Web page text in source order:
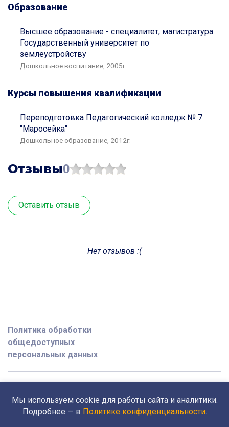
Образование
Высшее образование - специалитет, магистратура
Государственный университет по
землеустройству
Дошкольное воспитание, 2005г.
Курсы повышения квалификации
Переподготовка Педагогический колледж № 7
"Маросейка"
Дошкольное образование, 2012г.
Отзывы0
Оставить отзыв
Нет отзывов :(
Политика обработки
общедоступных
персональных данных
Поддержка
support@opedagoge.ru
Мы используем cookie для работы сайта и аналитики.
Подробнее — в Политике конфиденциальности.